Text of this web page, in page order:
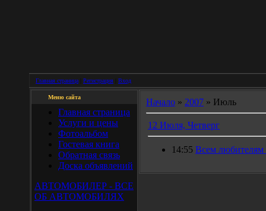
Главная страница Регистрация Вход
Меню сайта
Главная страница
Услуги и цены
Фотоальбом
Гостевая книга
Обратная связь
Доска объявлений
АВТОМОБИЛЕР - ВСЕ
ОБ АВТОМОБИЛЯХ
Начало » 2007 » Июль
12 Июля, Четверг
14:55 Всем